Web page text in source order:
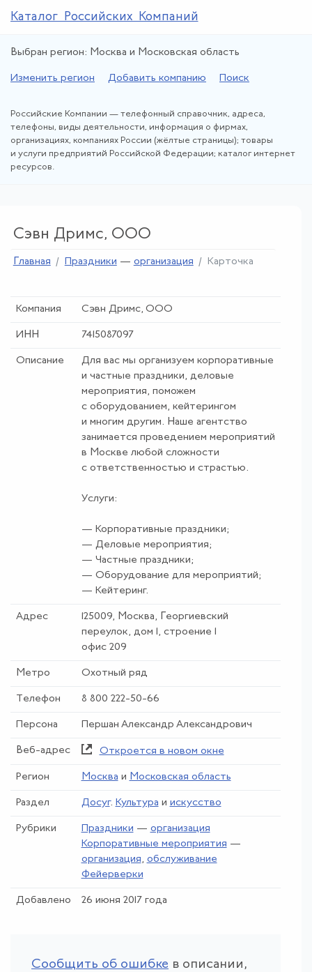
Каталог Российских Компаний
Выбран регион: Москва и Московская область
Изменить регион Добавить компанию Поиск
Российские Компании — телефонный справочник, адреса,
телефоны, виды деятельности, информация о фирмах,
организациях, компаниях России (жёлтые страницы); товары
и услуги предприятий Российской Федерации; каталог интернет
ресурсов.
Сэвн Дримс, ООО
Главная Праздники — организация Карточка
Компания Сэвн Дримс, ООО
ИНН 7415087097
Описание
Для вас мы организуем корпоративные
и частные праздники, деловые
мероприятия, поможем
c оборудованием, кейтерингом
и многим другим. Наше агентство
занимается проведением мероприятий
в Москве любой сложности
с ответственностью и страстью.
Услуги:
— Корпоративные праздники;
— Деловые мероприятия;
— Частные праздники;
— Оборудование для мероприятий;
— Кейтеринг.
Адрес
125009, Москва, Георгиевский
переулок, дом 1, строение 1
офис 209
Метро Охотный ряд
Телефон 8 800 222-50-66
Персона Першан Александр Александрович
Веб-адрес Откроется в новом окне
Регион Москва и Московская область
Раздел Досуг. Культура и искусство
Рубрики Праздники — организация
Корпоративные мероприятия —
организация, обслуживание
Фейерверки
Добавлено 26 июня 2017 года
Сообщить об ошибке в описании,